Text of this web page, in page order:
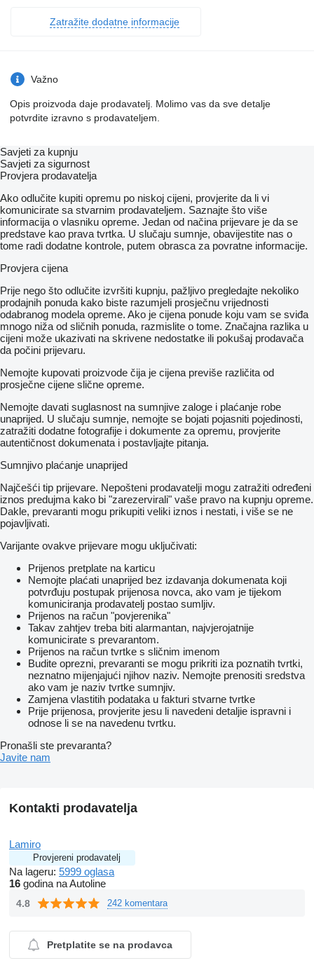
Zatražite dodatne informacije
Važno
Opis proizvoda daje prodavatelj. Molimo vas da sve detalje
potvrdite izravno s prodavateljem.
Savjeti za kupnju
Savjeti za sigurnost
Provjera prodavatelja
Ako odlučite kupiti opremu po niskoj cijeni, provjerite da li vi
komunicirate sa stvarnim prodavateljem. Saznajte što više
informacija o vlasniku opreme. Jedan od načina prijevare je da se
predstave kao prava tvrtka. U slučaju sumnje, obavijestite nas o
tome radi dodatne kontrole, putem obrasca za povratne informacije.
Provjera cijena
Prije nego što odlučite izvršiti kupnju, pažljivo pregledajte nekoliko
prodajnih ponuda kako biste razumjeli prosječnu vrijednosti
odabranog modela opreme. Ako je cijena ponude koju vam se sviđa
mnogo niža od sličnih ponuda, razmislite o tome. Značajna razlika u
cijeni može ukazivati ​​na skrivene nedostatke ili pokušaj prodavača
da počini prijevaru.
Nemojte kupovati proizvode čija je cijena previše različita od
prosječne cijene slične opreme.
Nemojte davati suglasnost na sumnjive zaloge i plaćanje robe
unaprijed. U slučaju sumnje, nemojte se bojati pojasniti pojedinosti,
zatražiti dodatne fotografije i dokumente za opremu, provjerite
autentičnost dokumenata i postavljajte pitanja.
Sumnjivo plaćanje unaprijed
Najčešći tip prijevare. Nepošteni prodavatelji mogu zatražiti određeni
iznos predujma kako bi "zarezervirali" vaše pravo na kupnju opreme.
Dakle, prevaranti mogu prikupiti veliki iznos i nestati, i više se ne
pojavljivati.
Varijante ovakve prijevare mogu uključivati:
Prijenos pretplate na karticu
Nemojte plaćati unaprijed bez izdavanja dokumenata koji
potvrđuju postupak prijenosa novca, ako vam je tijekom
komuniciranja prodavatelj postao sumljiv.
Prijenos na račun "povjerenika"
Takav zahtjev treba biti alarmantan, najvjerojatnije
komunicirate s prevarantom.
Prijenos na račun tvrtke s sličnim imenom
Budite oprezni, prevaranti se mogu prikriti iza poznatih tvrtki,
neznatno mijenjajući njihov naziv. Nemojte prenositi sredstva
ako vam je naziv tvrtke sumnjiv.
Zamjena vlastitih podataka u fakturi stvarne tvrtke
Prije prijenosa, provjerite jesu li navedeni detaljie ispravni i
odnose li se na navedenu tvrtku.
Pronašli ste prevaranta?
Javite nam
Kontakti prodavatelja
Lamiro
Provjereni prodavatelj
Na lageru: 5999 oglasa
16 godina na Autoline
4.8 242 komentara
Pretplatite se na prodavca